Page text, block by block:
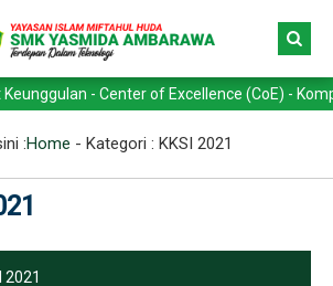
- Center of Excellence (CoE) -
:Home - Kategori : KKSI 2021
2021